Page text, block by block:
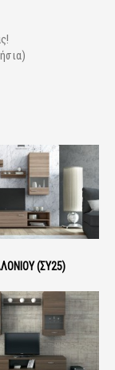
(ΣΥ25)